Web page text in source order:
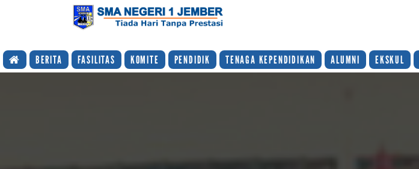
BERITA
FASILITAS KOMITE PENDIDIK TENAGA KEPENDIDIKAN ALUMNI EKSKUL